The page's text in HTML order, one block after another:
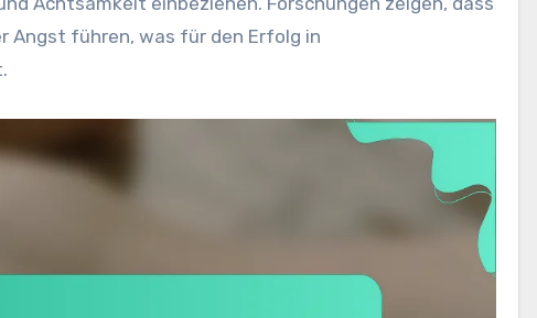
Angst führen, was für den Erfolg in